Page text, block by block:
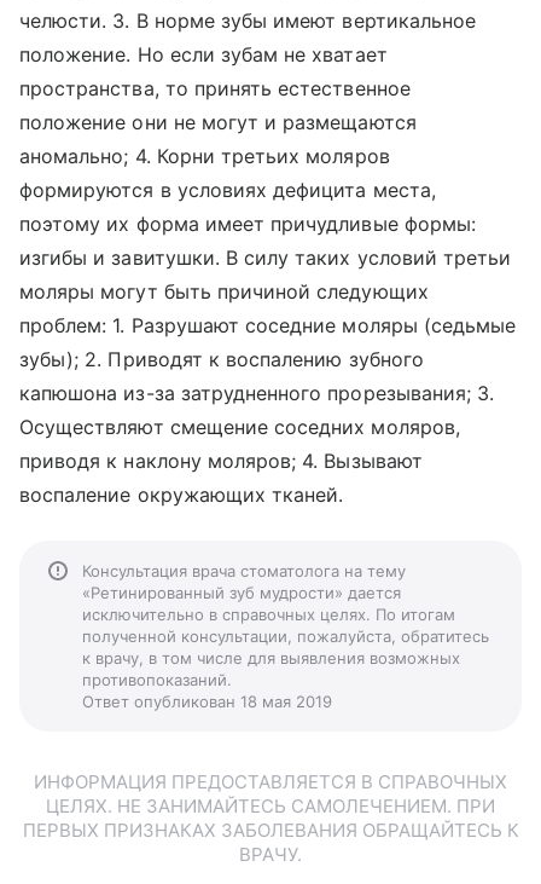
челюсти. 3. В норме зубы имеют вертикальное
положение. Но если зубам не хватает
пространства, то принять естественное
положение они не могут и размещаются
аномально; 4. Корни третьих моляров
формируются в условиях дефицита места,
поэтому их форма имеет причудливые формы:
изгибы и завитушки. В силу таких условий третьи
моляры могут быть причиной следующих
проблем: 1. Разрушают соседние моляры (седьмые
зубы); 2. Приводят к воспалению зубного
капюшона из-за затрудненного прорезывания; 3.
Осуществляют смещение соседних моляров,
приводя к наклону моляров; 4. Вызывают
воспаление окружающих тканей.
Консультация врача стоматолога на тему
«Ретинированный зуб мудрости» дается
исключительно в справочных целях. По итогам
полученной консультации, пожалуйста, обратитесь
к врачу, в том числе для выявления возможных
противопоказаний.
Ответ опубликован 18 мая 2019
ИНФОРМАЦИЯ ПРЕДОСТАВЛЯЕТСЯ В СПРАВОЧНЫХ
ЦЕЛЯХ. НЕ ЗАНИМАЙТЕСЬ САМОЛЕЧЕНИЕМ. ПРИ
ПЕРВЫХ ПРИЗНАКАХ ЗАБОЛЕВАНИЯ ОБРАЩАЙТЕСЬ К
ВРАЧУ.